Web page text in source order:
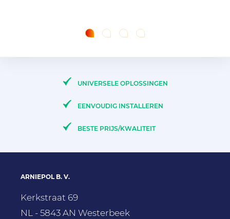
UNIVERSELE OPLOSSINGEN
EENVOUDIG INSTALLEREN
BESTE PRIJS/KWALITEIT
ARNIEPOL B. V.
Kerkstraat 69
NL - 5843 AN Westerbeek